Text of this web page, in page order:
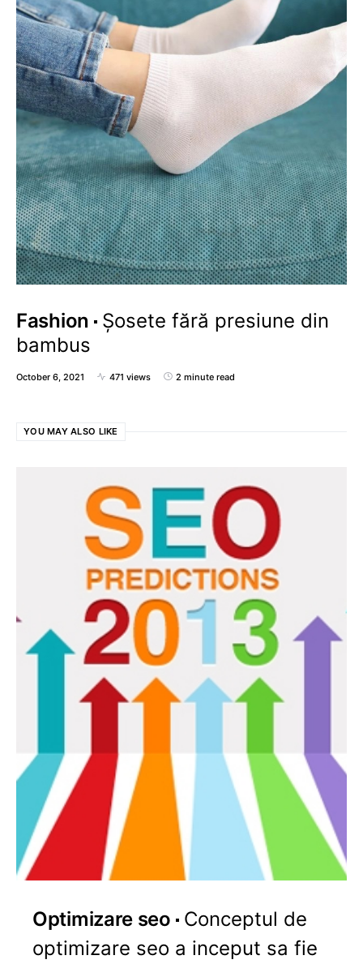
Fashion
Șosete fără presiune din
bambus
October 6, 2021 471 views 2 minute read
YOU MAY ALSO LIKE
Optimizare seo
Conceptul de
optimizare seo a inceput sa fie